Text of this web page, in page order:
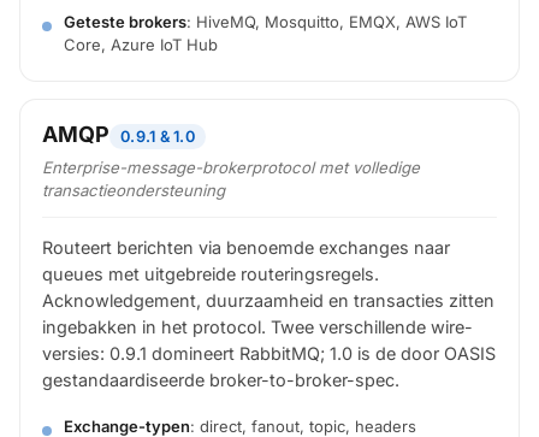
Geteste brokers: HiveMQ, Mosquitto, EMQX, AWS IoT
Core, Azure IoT Hub
AMQP 0.9.1 & 1.0
Enterprise-message-brokerprotocol met volledige
transactieondersteuning
Routeert berichten via benoemde exchanges naar
queues met uitgebreide routeringsregels.
Acknowledgement, duurzaamheid en transacties zitten
ingebakken in het protocol. Twee verschillende wire-
versies: 0.9.1 domineert RabbitMQ; 1.0 is de door OASIS
gestandaardiseerde broker-to-broker-spec.
Exchange-typen: direct, fanout, topic, headers